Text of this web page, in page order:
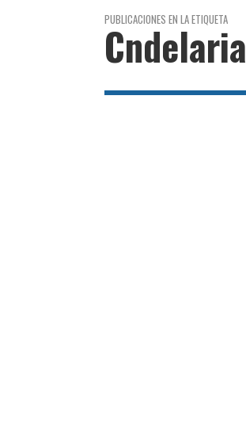
PUBLICACIONES EN LA ETIQUETA
Cndelaria